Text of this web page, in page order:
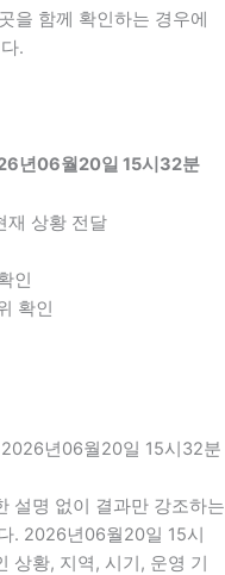
을 함께 확인하는 경우에
.
년06월20일 15시32분
재 상황 전달
인
확인
년06월20일 15시32분
설명 없이 결과만 강조하는
. 2026년06월20일 15시
상황, 지역, 시기, 운영 기